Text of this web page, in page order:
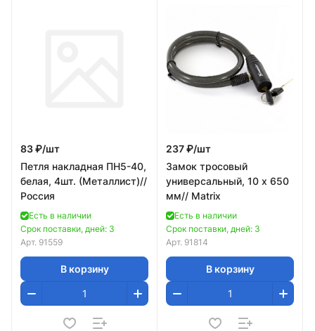
83 ₽/шт
Петля накладная ПН5-40,
белая, 4шт. (Металлист)//
Россия
Есть в наличии
Срок поставки, дней: 3
Арт. 91559
В корзину
237 ₽/шт
Замок тросовый
универсальный, 10 х 650
мм// Matrix
Есть в наличии
Срок поставки, дней: 3
Арт. 91814
В корзину